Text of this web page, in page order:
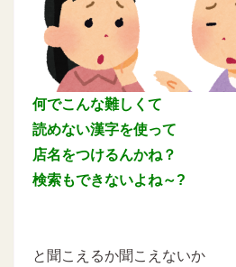
何でこんな難しくて
読めない漢字を使って
店名をつけるんかね？
検索もできないよね～?
と聞こえるか聞こえないか